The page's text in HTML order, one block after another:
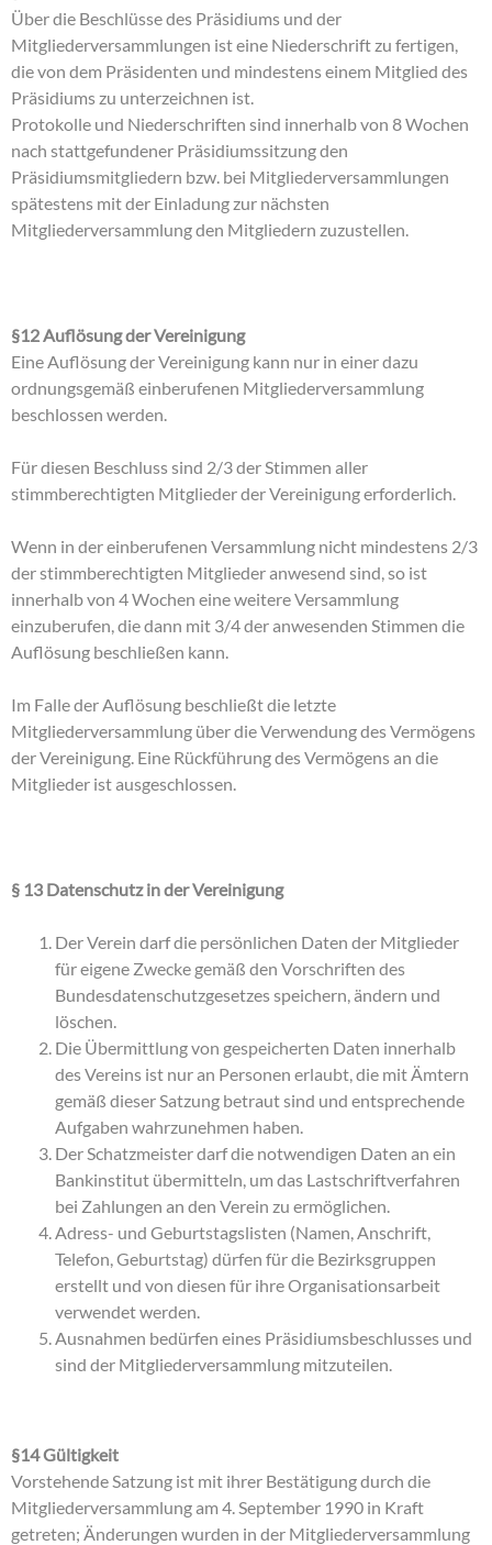
Über die Beschlüsse des Präsidiums und der
Mitgliederversammlungen ist eine Niederschrift zu fertigen,
die von dem Präsidenten und mindestens einem Mitglied des
Präsidiums zu unterzeichnen ist.
Protokolle und Niederschriften sind innerhalb von 8 Wochen
nach stattgefundener Präsidiumssitzung den
Präsidiumsmitgliedern bzw. bei Mitgliederversammlungen
spätestens mit der Einladung zur nächsten
Mitgliederversammlung den Mitgliedern zuzustellen.
§12 Auflösung der Vereinigung
Eine Auflösung der Vereinigung kann nur in einer dazu
ordnungsgemäß einberufenen Mitgliederversammlung
beschlossen werden.
Für diesen Beschluss sind 2/3 der Stimmen aller
stimmberechtigten Mitglieder der Vereinigung erforderlich.
Wenn in der einberufenen Versammlung nicht mindestens 2/3
der stimmberechtigten Mitglieder anwesend sind, so ist
innerhalb von 4 Wochen eine weitere Versammlung
einzuberufen, die dann mit 3/4 der anwesenden Stimmen die
Auflösung beschließen kann.
Im Falle der Auflösung beschließt die letzte
Mitgliederversammlung über die Verwendung des Vermögens
der Vereinigung. Eine Rückführung des Vermögens an die
Mitglieder ist ausgeschlossen.
§ 13 Datenschutz in der Vereinigung
Der Verein darf die persönlichen Daten der Mitglieder
für eigene Zwecke gemäß den Vorschriften des
Bundesdatenschutzgesetzes speichern, ändern und
löschen.
Die Übermittlung von gespeicherten Daten innerhalb
des Vereins ist nur an Personen erlaubt, die mit Ämtern
gemäß dieser Satzung betraut sind und entsprechende
Aufgaben wahrzunehmen haben.
Der Schatzmeister darf die notwendigen Daten an ein
Bankinstitut übermitteln, um das Lastschriftverfahren
bei Zahlungen an den Verein zu ermöglichen.
Adress- und Geburtstagslisten (Namen, Anschrift,
Telefon, Geburtstag) dürfen für die Bezirksgruppen
erstellt und von diesen für ihre Organisationsarbeit
verwendet werden.
Ausnahmen bedürfen eines Präsidiumsbeschlusses und
sind der Mitgliederversammlung mitzuteilen.
§14 Gültigkeit
Vorstehende Satzung ist mit ihrer Bestätigung durch die
Mitgliederversammlung am 4. September 1990 in Kraft
getreten; Änderungen wurden in der Mitgliederversammlung